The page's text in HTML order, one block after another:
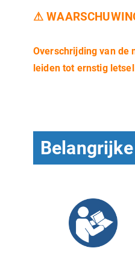
⚠
Overschrijding van de
leiden tot ernstig